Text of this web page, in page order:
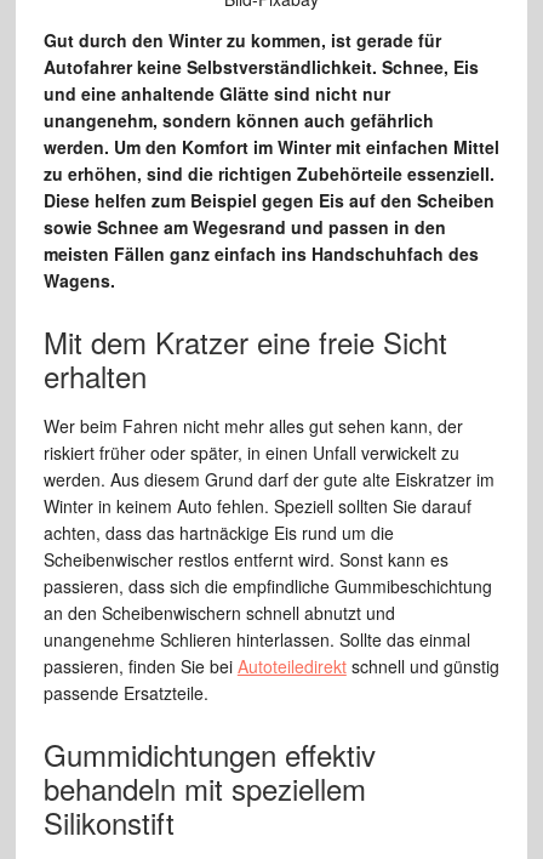
Gut durch den Winter zu kommen, ist gerade für
Autofahrer keine Selbstverständlichkeit. Schnee, Eis
und eine anhaltende Glätte sind nicht nur
unangenehm, sondern können auch gefährlich
werden. Um den Komfort im Winter mit einfachen Mittel
zu erhöhen, sind die richtigen Zubehörteile essenziell.
Diese helfen zum Beispiel gegen Eis auf den Scheiben
sowie Schnee am Wegesrand und passen in den
meisten Fällen ganz einfach ins Handschuhfach des
Wagens.
Mit dem Kratzer eine freie Sicht
erhalten
Wer beim Fahren nicht mehr alles gut sehen kann, der
riskiert früher oder später, in einen Unfall verwickelt zu
werden. Aus diesem Grund darf der gute alte Eiskratzer im
Winter in keinem Auto fehlen. Speziell sollten Sie darauf
achten, dass das hartnäckige Eis rund um die
Scheibenwischer restlos entfernt wird. Sonst kann es
passieren, dass sich die empfindliche Gummibeschichtung
an den Scheibenwischern schnell abnutzt und
unangenehme Schlieren hinterlassen. Sollte das einmal
passieren, finden Sie bei Autoteiledirektschnell und günstig
passende Ersatzteile.
Gummidichtungen effektiv
behandeln mit speziellem
Silikonstift